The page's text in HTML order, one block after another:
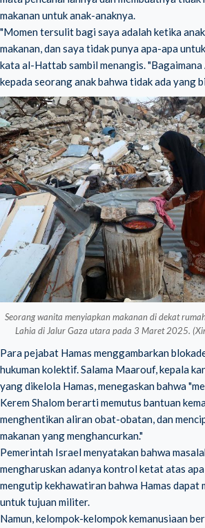
makanan untuk anak-anaknya.
"Momen tersulit bagi saya adalah ketika
makanan, dan saya tidak punya apa-apa
kata al-Hattab sambil menangis.
kepada seorang anak bahwa tidak ada yang
Seorang wanita menyiapkan makanan di dekat
Lahia di Jalur Gaza utara pada 3 Maret 2025.
Para pejabat Hamas menggambarkan
hukuman kolektif. Salama Maarouf, kepala
yang dikelola Hamas, menegaskan bahwa
Kerem Shalom berarti memutus bantuan
menghentikan aliran obat-obatan, dan
makanan yang menghancurkan."
Pemerintah Israel menyatakan bahwa
mengharuskan adanya kontrol ketat atas apa
mengutip kekhawatiran bahwa Hamas dapat
untuk tujuan militer.
Namun, kelompok-kelompok kemanusiaan